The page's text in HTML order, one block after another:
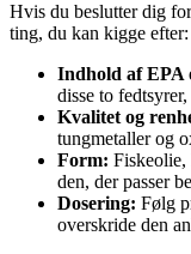
Hvis du beslutter dig
ting, du kan kigge efter:
Indhold af EPA
disse to
Kvalitet og
tungmetaller og
Form:
den, der passer
Dosering: Følg
overskride den